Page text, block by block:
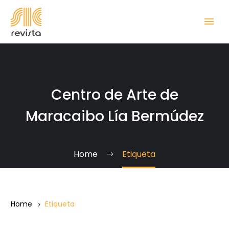
Centro de Arte de
Maracaibo Lía Bermúdez
Home Etiqueta
Home Etiqueta